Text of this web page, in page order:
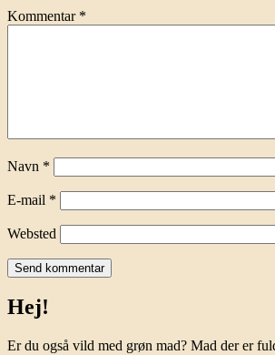
Kommentar *
Navn *
E-mail *
Websted
Hej!
Er du også vild med grøn mad? Mad der er